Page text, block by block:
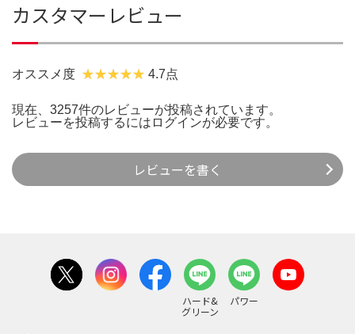
カスタマーレビュー
オススメ度 4.7点
現在、3257件のレビューが投稿されています。
レビューを投稿するには ログインが必要です。
レビューを書く
ハード&
グリーン
パワー